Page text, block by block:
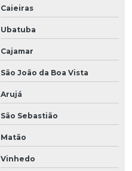
Caieiras
Ubatuba
Cajamar
São João da Boa Vista
Arujá
São Sebastião
Matão
Vinhedo